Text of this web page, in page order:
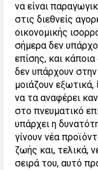
να είναι
στις διεθνείς
οικονομικής
σήμερα δεν
επίσης, και
δεν υπάρχουν
μοιάζουν
να τα αναφέρει
στο πνευματικό
υπάρχει η
γίνουν νέα
ζωής και, τελικά,
σειρά του, αυτό